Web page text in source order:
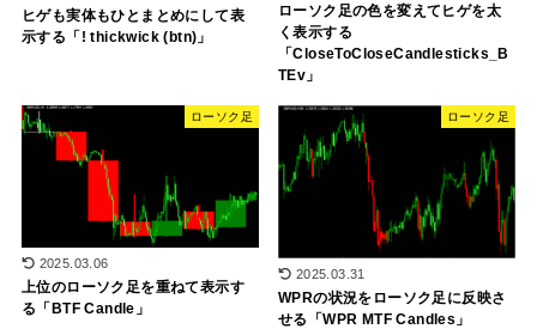
ヒゲも実体もひとまとめにして表
示する「! thickwick (btn)」
ローソク足の色を変えてヒゲを太
く表示する
「CloseToCloseCandlesticks_B
TEv」
ローソク足
2025.03.06
上位のローソク足を重ねて表示す
る「BTF Candle」
ローソク足
2025.03.31
WPRの状況をローソク足に反映さ
せる「WPR MTF Candles」